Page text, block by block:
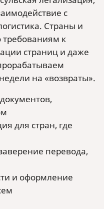
с
Страны и
требованиям к
страниц и даже
на «возвраты».
для стран, где
перевода,
и оформление